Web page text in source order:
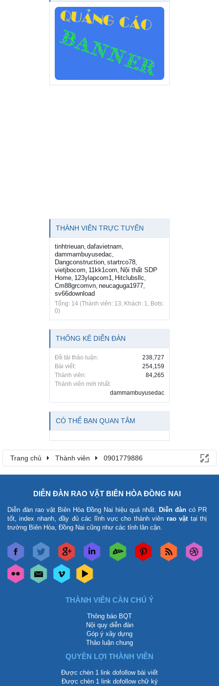
THÀNH VIÊN TRỰC TUYẾN
tinhtrieuan, dafavietnam,
dammambuyusedac,
Dangconstruction, startrco78,
vietjbocom, 11kk1com, Nội thất SDP
Home, 123ylapcom1, Hitclubsllc,
Cm88grcomvn, neucaguga1977,
sv66download
Tổng: 14 (Thành viên: 13, Khách: 1, Bots:
0)
THỐNG KÊ DIỄN ĐÀN
Đề tài thảo luận:
238,727
Bài viết:
254,159
Thành viên:
84,265
Thành viên mới nhất:
dammambuyusedac
CÓ THỂ BẠN QUAN TÂM
Trang chủ Thành viên 0901779886
DIỄN ĐÀN RAO VẶT BIÊN HÒA ĐỒNG NAI
Diễn đàn rao vặt Biên Hòa Đồng Nai hiệu quả nhất. Diễn đàn có PR
tốt, index nhanh, đầy đủ các lĩnh vực cho thành viên rao vặttại thị
trường Biên Hòa, Đồng Nai cũng như các tỉnh lân cận.
THÀNH VIÊN CẦN CHÚ Ý
Thông báo BQT
Nội quy diễn đàn
Góp ý xây dựng
Thảo luận chung
QUYỀN LỢI THÀNH VIÊN
Được chèn 1 link dofollow bài viết
Được chèn 1 link dofollow chữ ký